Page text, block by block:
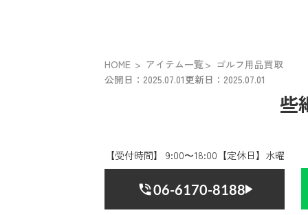
HOME アイテム一覧
ゴルフ用品買取
公開日：2025.07.01更新日：2025.07.01
些
【受付時間】 9:00〜18:00【定休日】水曜
06-6170-8188